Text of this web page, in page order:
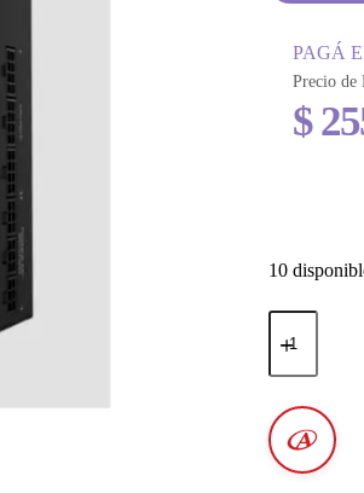
PAGÁ
Precio de
$
10